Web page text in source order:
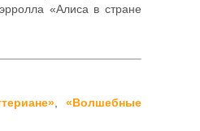
«Алиса в стране
,«Волшебные